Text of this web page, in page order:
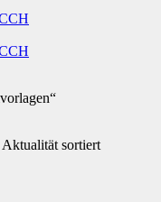
sortiert